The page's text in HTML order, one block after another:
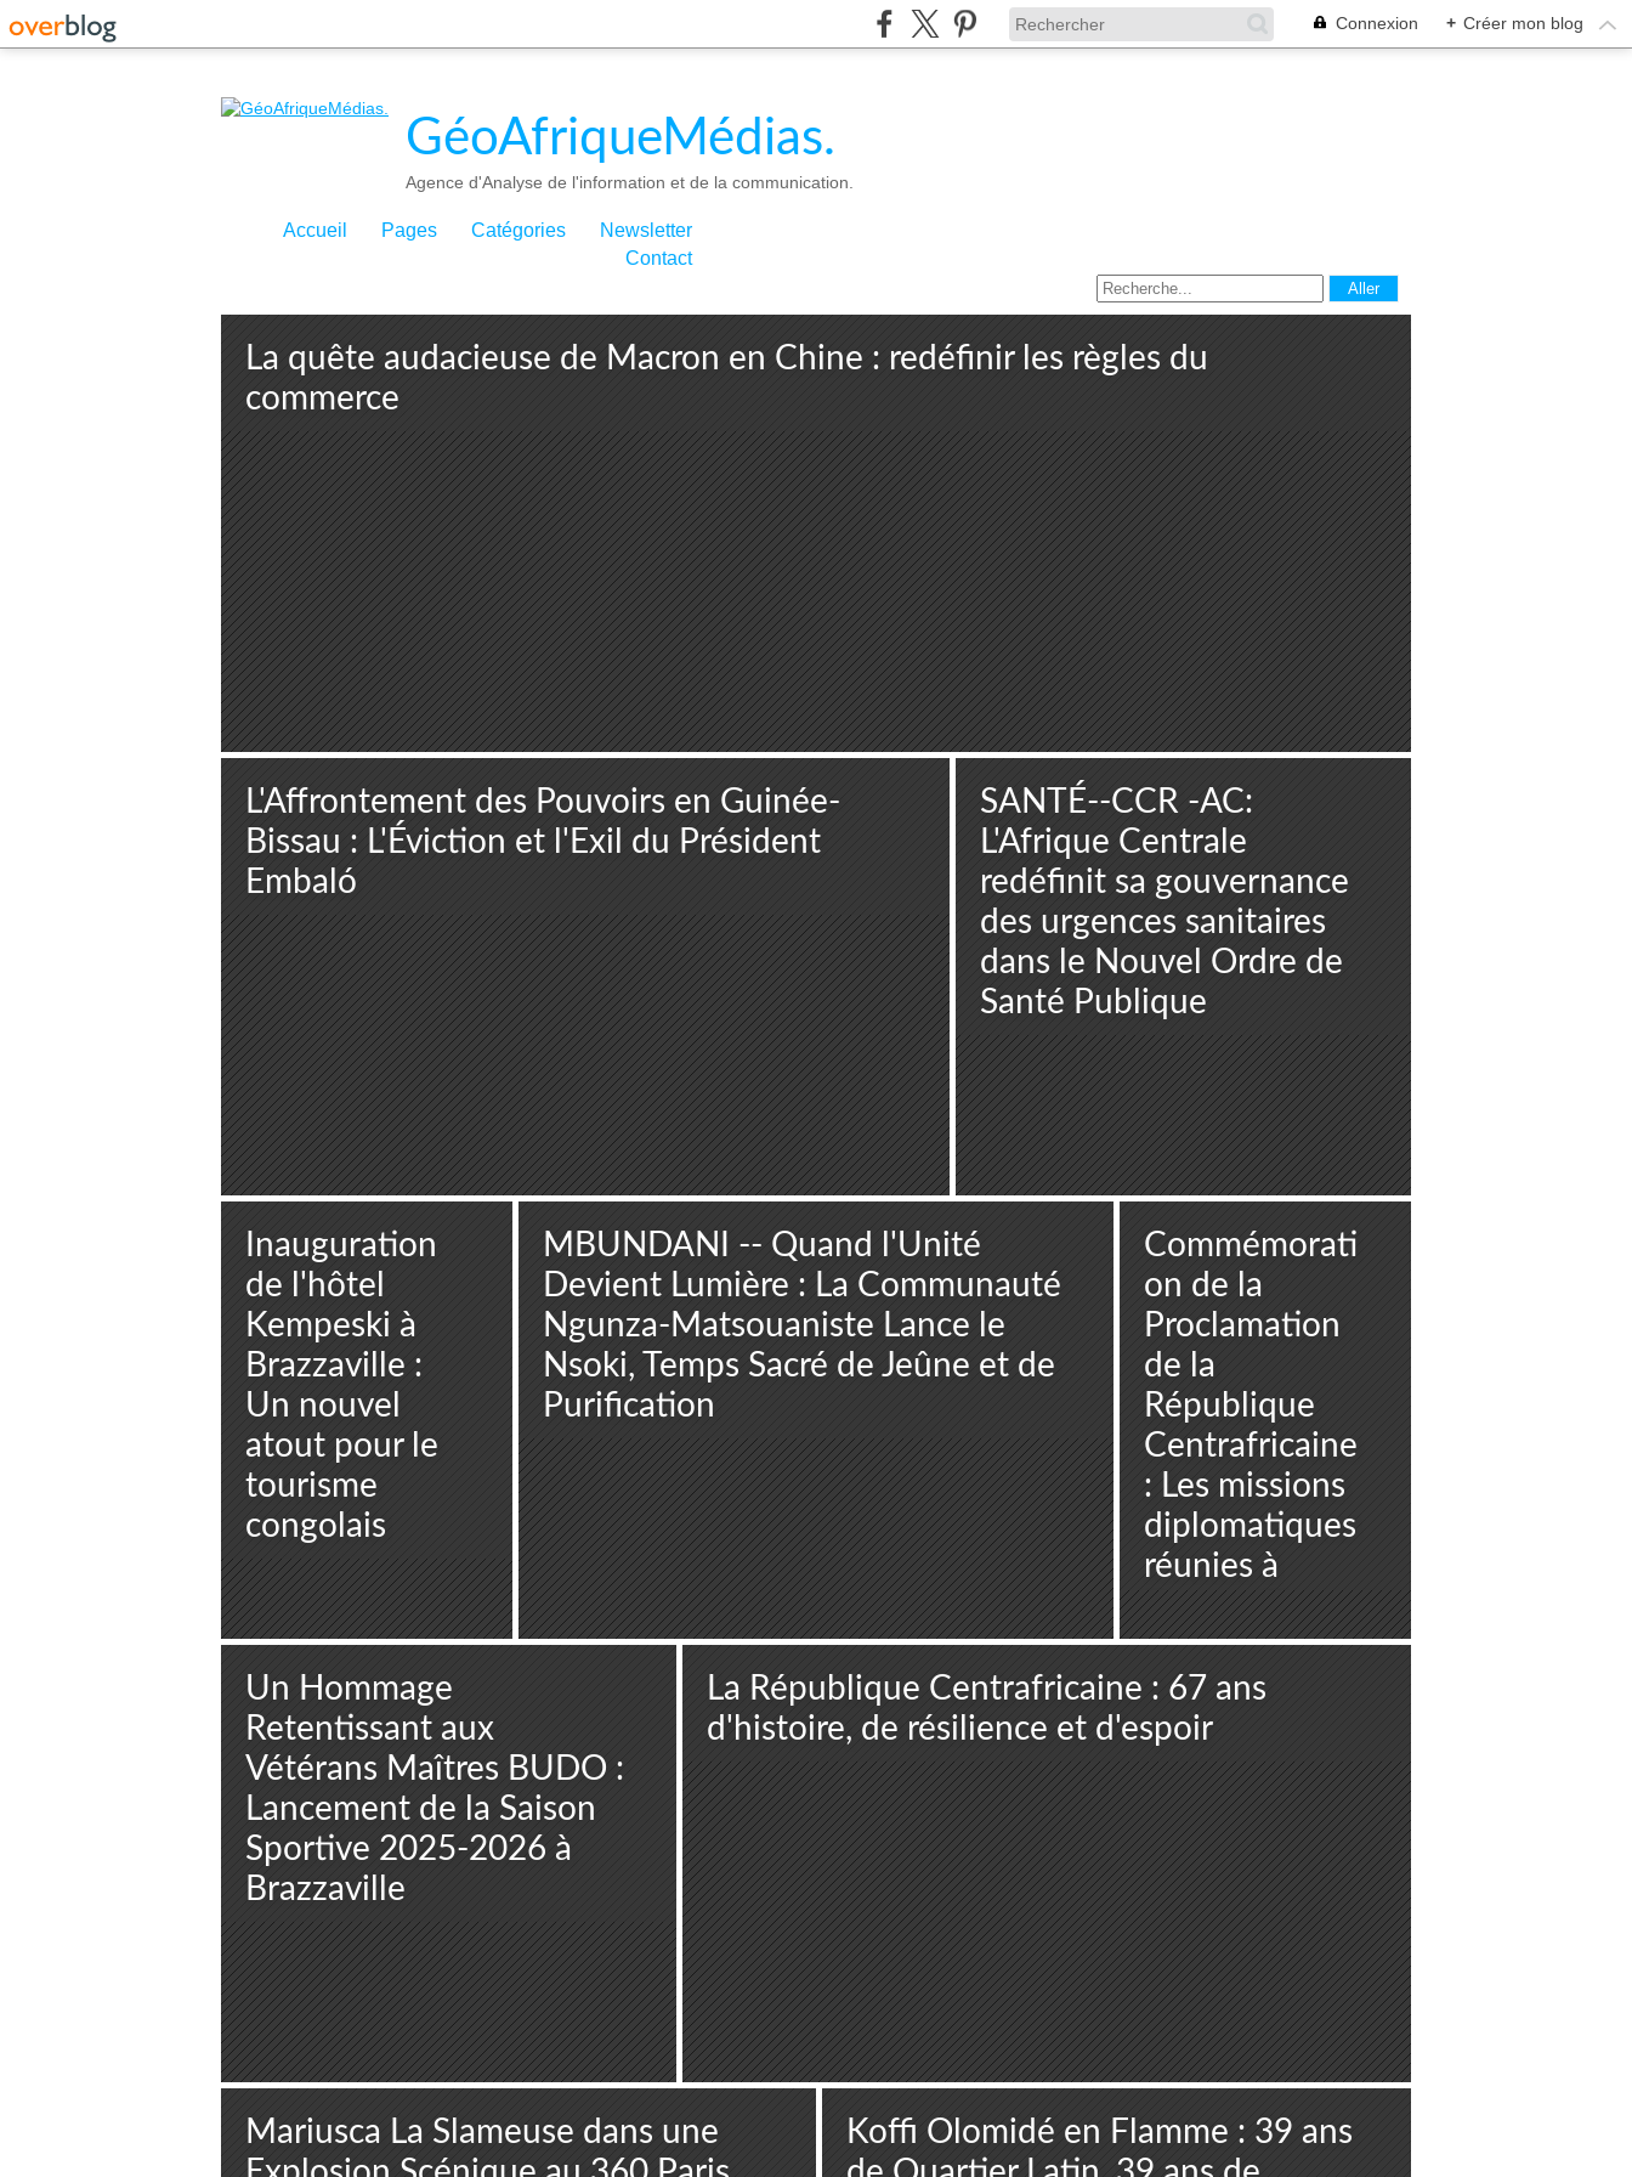
Connexion + Créer mon blog
GéoAfriqueMédias.
Agence d'Analyse de l'information et de la communication.
Accueil Pages Catégories
Newsletter
Contact
La quête audacieuse de Macron en Chine : redéfinir les règles du
commerce
L'Affrontement des Pouvoirs en Guinée-
Bissau : L'Éviction et l'Exil du Président
Embaló
SANTÉ--CCR -AC:
L'Afrique Centrale
redéfinit sa gouvernance
des urgences sanitaires
dans le Nouvel Ordre de
Santé Publique
Inauguration
de l'hôtel
Kempeski à
Brazzaville :
Un nouvel
atout pour le
tourisme
congolais
MBUNDANI -- Quand l'Unité
Devient Lumière : La Communauté
Ngunza-Matsouaniste Lance le
Nsoki, Temps Sacré de Jeûne et de
Purification
Commémorati
on de la
Proclamation
de la
République
Centrafricaine
: Les missions
diplomatiques
réunies à
Brazzaville
pour une
cérémonie
empreinte de
dignité et de
fraternité
Un Hommage
Retentissant aux
Vétérans Maîtres BUDO :
Lancement de la Saison
Sportive 2025-2026 à
Brazzaville
La République Centrafricaine : 67 ans
d'histoire, de résilience et d'espoir
Mariusca La Slameuse dans une
Koffi Olomidé en Flamme : 39 ans